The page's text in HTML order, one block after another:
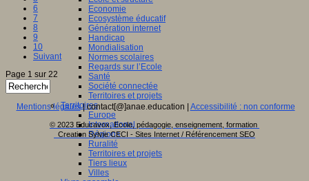
Economie
Ecosystème éducatif
Génération internet
Handicap
Mondialisation
Normes scolaires
Regards sur l’Ecole
Santé
Société connectée
Territoires et projets
Territoires
Europe
International
Régions
Ruralité
Territoires et projets
Tiers lieux
Villes
6
7
8
9
10
Suivant
Page 1 sur 22
Mentions légales| contact[@]anae.education | Accessibilité : non conforme
© 2023 Educavox, Ecole, pédagogie, enseignement, formation
Creation Sylvie CECI - Sites Internet / Référencement SEO